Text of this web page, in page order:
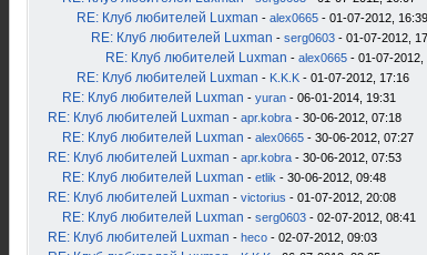
RE: Клуб любителей Luxman - alex0665 - 01-07-2012, 16:39
RE: Клуб любителей Luxman - serg0603 - 01-07-2012,
RE: Клуб любителей Luxman - alex0665 - 01-07-2012,
RE: Клуб любителей Luxman - K.K.K - 01-07-2012, 17:16
RE: Клуб любителей Luxman - yuran - 06-01-2014, 19:31
RE: Клуб любителей Luxman - apr.kobra - 30-06-2012, 07:18
RE: Клуб любителей Luxman - alex0665 - 30-06-2012, 07:27
RE: Клуб любителей Luxman - apr.kobra - 30-06-2012, 07:53
RE: Клуб любителей Luxman - etlik - 30-06-2012, 09:48
RE: Клуб любителей Luxman - victorius - 01-07-2012, 20:08
RE: Клуб любителей Luxman - serg0603 - 02-07-2012, 08:41
RE: Клуб любителей Luxman - heco - 02-07-2012, 09:03